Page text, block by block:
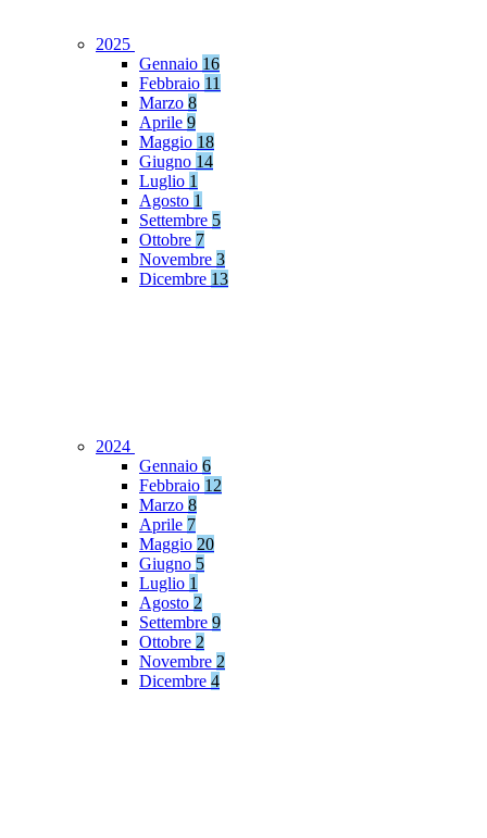
2025
Gennaio 16
Febbraio 11
Marzo 8
Aprile 9
Maggio 18
Giugno 14
Luglio 1
Agosto 1
Settembre 5
Ottobre 7
Novembre 3
Dicembre 13
2024
Gennaio 6
Febbraio 12
Marzo 8
Aprile 7
Maggio 20
Giugno 5
Luglio 1
Agosto 2
Settembre 9
Ottobre 2
Novembre 2
Dicembre 4